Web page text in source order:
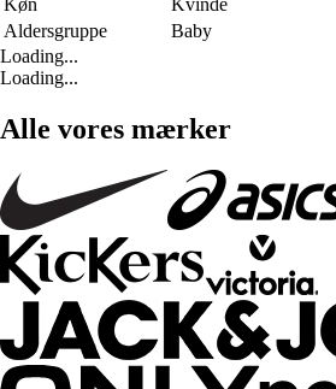
Aldersgruppe
Baby
Loading...
Loading...
Alle vores mærker